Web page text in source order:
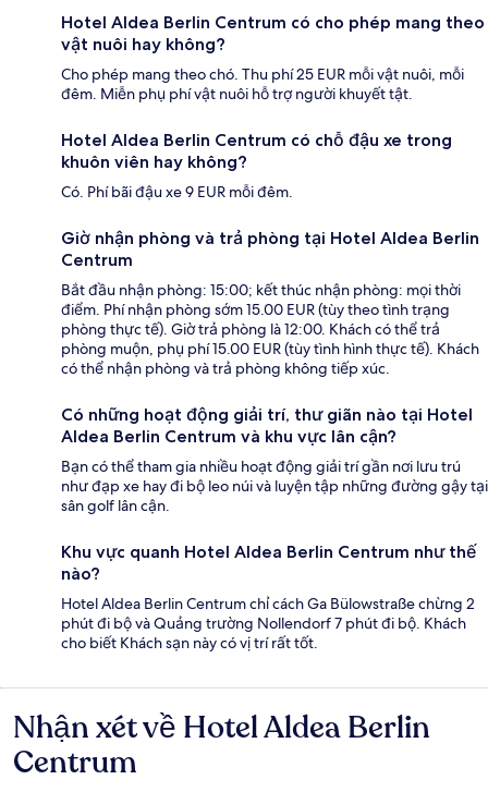
Hotel Aldea Berlin Centrum có cho phép mang theo
vật nuôi hay không?
Cho phép mang theo chó. Thu phí 25 EUR mỗi vật nuôi, mỗi
đêm. Miễn phụ phí vật nuôi hỗ trợ người khuyết tật.
Hotel Aldea Berlin Centrum có chỗ đậu xe trong
khuôn viên hay không?
Có. Phí bãi đậu xe 9 EUR mỗi đêm.
Giờ nhận phòng và trả phòng tại Hotel Aldea Berlin
Centrum
Bắt đầu nhận phòng: 15:00; kết thúc nhận phòng: mọi thời
điểm. Phí nhận phòng sớm 15.00 EUR (tùy theo tình trạng
phòng thực tế). Giờ trả phòng là 12:00. Khách có thể trả
phòng muộn, phụ phí 15.00 EUR (tùy tình hình thực tế). Khách
có thể nhận phòng và trả phòng không tiếp xúc.
Có những hoạt động giải trí, thư giãn nào tại Hotel
Aldea Berlin Centrum và khu vực lân cận?
Bạn có thể tham gia nhiều hoạt động giải trí gần nơi lưu trú
như đạp xe hay đi bộ leo núi và luyện tập những đường gậy tại
sân golf lân cận.
Khu vực quanh Hotel Aldea Berlin Centrum như thế
nào?
Hotel Aldea Berlin Centrum chỉ cách Ga Bülowstraße chừng 2
phút đi bộ và Quảng trường Nollendorf 7 phút đi bộ. Khách
cho biết Khách sạn này có vị trí rất tốt.
Nhận
xét
Nhận xét về Hotel Aldea Berlin
Centrum